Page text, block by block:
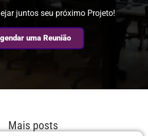
juntos seu próximo Projeto!
uma Reunião
Mais posts